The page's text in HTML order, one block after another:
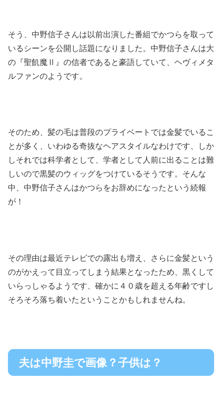
そう、中野信子さんは以前出演した番組でかつらを取って
いるシーンを公開し話題になりました。中野信子さんは大
の『聖飢魔Ⅱ』の信者であると豪語していて、ヘヴィメタ
ルファンのようです。
そのため、髪の毛は普段のプライベートでは金髪でいるこ
とが多く、いわゆる奇抜なヘアスタイルなわけです、しか
しそれでは科学者として、学者として人前に出ることは難
しいので黒髪のウィッグをつけているそうです。そんな
中、中野信子さんはかつらをお辞めになったという続報
が！
その理由は最近テレビでの露出も増え、さらに金髪という
のがかえって目立ってしまう結果となったため、黒くして
いらっしゃるようです、確かに４０歳を超える年齢ですし
そろそろ落ち着いたということかもしれませんね。
夫は中野圭で画像？子供は？